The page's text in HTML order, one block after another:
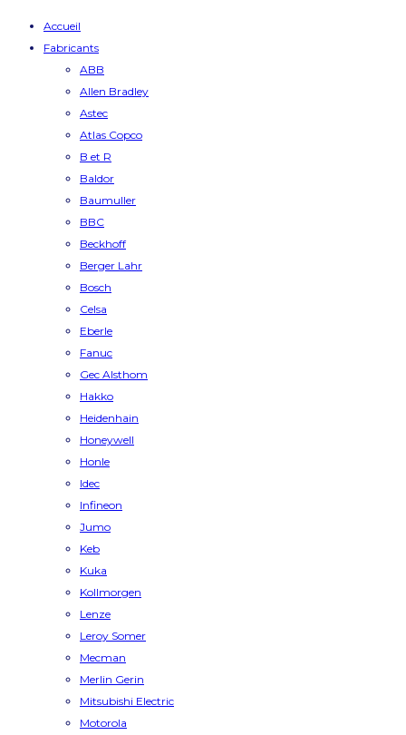
Accueil
Fabricants
ABB
Allen Bradley
Astec
Atlas Copco
B et R
Baldor
Baumuller
BBC
Beckhoff
Berger Lahr
Bosch
Celsa
Eberle
Fanuc
Gec Alsthom
Hakko
Heidenhain
Honeywell
Honle
Idec
Infineon
Jumo
Keb
Kuka
Kollmorgen
Lenze
Leroy Somer
Mecman
Merlin Gerin
Mitsubishi Electric
Motorola